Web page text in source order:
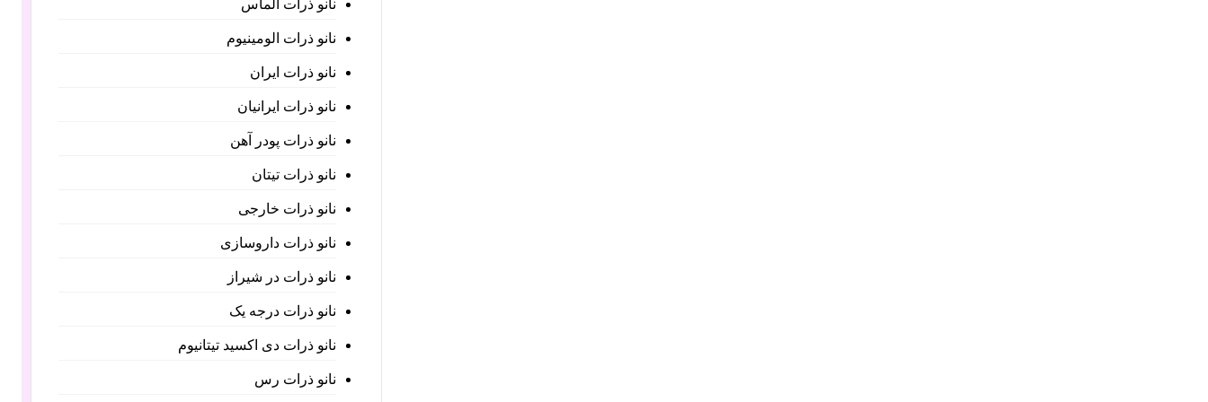
نانو ذرات الماس
نانو ذرات الومینیوم
نانو ذرات ایران
نانو ذرات ایرانیان
نانو ذرات پودر آهن
نانو ذرات تیتان
نانو ذرات خارجی
نانو ذرات داروسازی
نانو ذرات در شیراز
نانو ذرات درجه یک
نانو ذرات دی اکسید تیتانیوم
نانو ذرات رس